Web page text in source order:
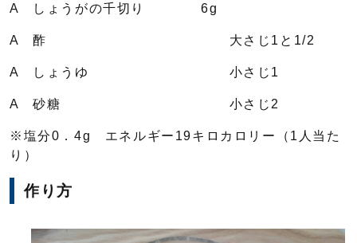
A しょうがの千切り 6g
A 酢 大さじ1と1/2
A しょうゆ 小さじ1
A 砂糖 小さじ2
※塩分0．4g エネルギー19キロカロリー（1人当た
り）
作り方